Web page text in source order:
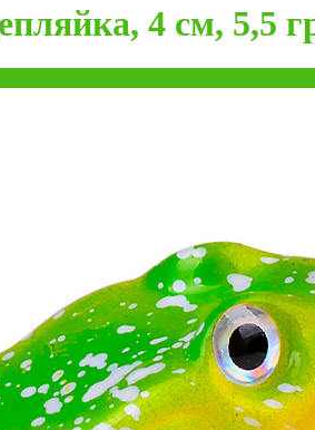
4 см, 5,5